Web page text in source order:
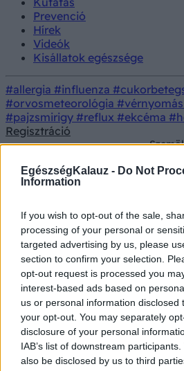
EgészségKalauz - Do Not
Information
If you wish to opt-out of the sale,
processing of your personal or
targeted advertising by us, please
section to confirm your selection.
opt-out request is processed you
interest-based ads based on
us or personal information disclosed
your opt-out. You may separately
disclosure of your personal
IAB’s list of downstream
also be disclosed by us to third
Prevenció
Hírek
Videók
Kisállatok egészsége
#allergia #influenza
#orvosmeteorológia #vérnyomás
#pajzsmirigy #reflux #ekcéma
Regisztráció
amik
legjobb otthoni
segíthetnek